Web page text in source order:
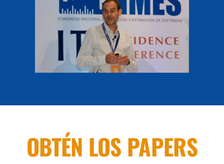
OBTÉN LOS PAPERS